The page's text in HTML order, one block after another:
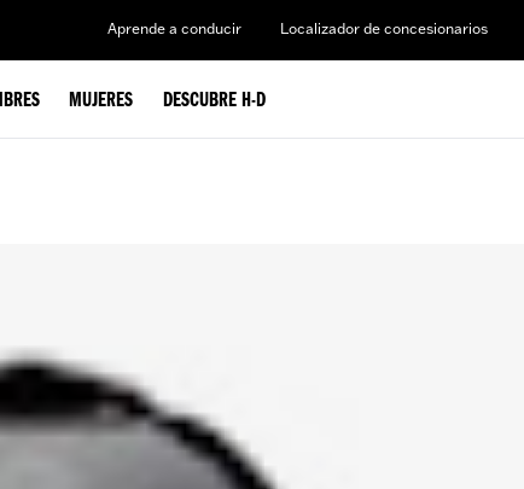
Aprende a conducir Localizador de concesionarios
MUJERES DESCUBRE H-D